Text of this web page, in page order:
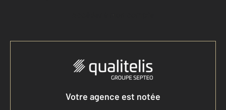
Accéder à mon compte
Votre agence est notée